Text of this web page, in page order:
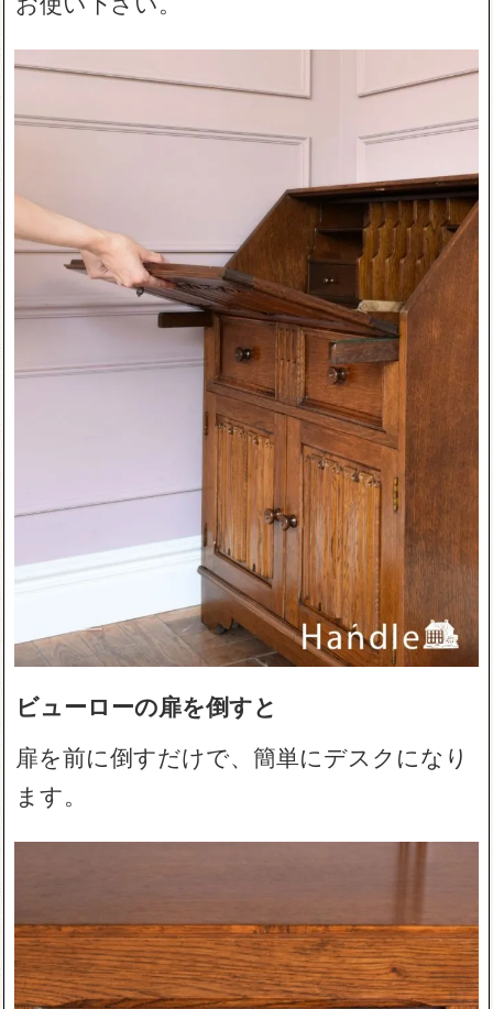
ビューローの扉を倒すと
扉を前に倒すだけで、簡単にデスクになり
ます。